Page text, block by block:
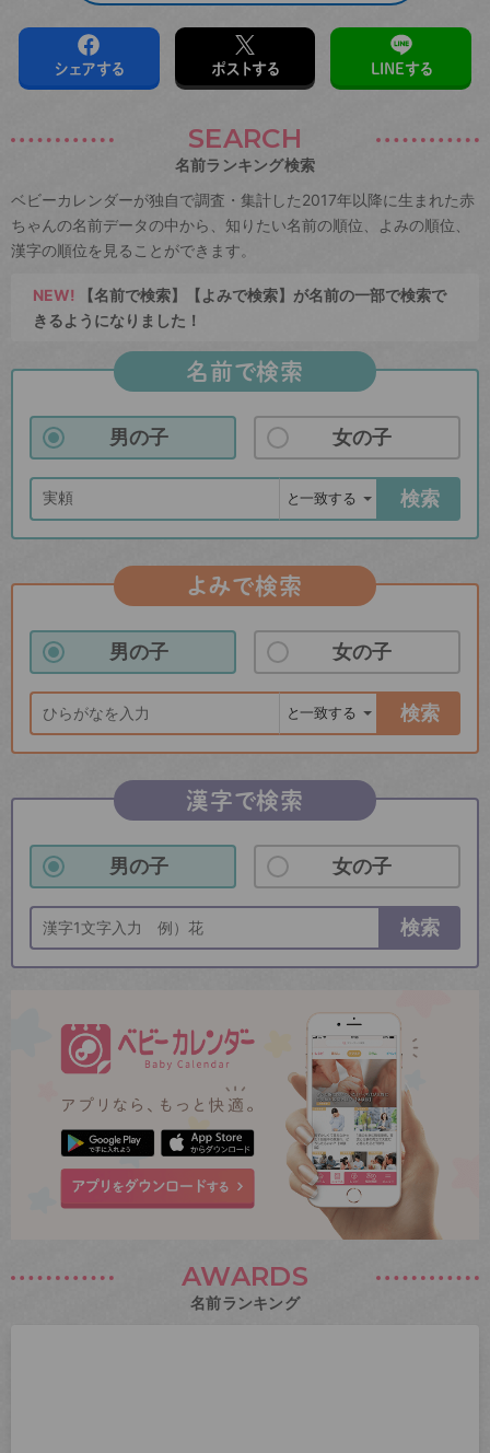
シェアする ポストする LINEする
SEARCH
名前ランキング検索
ベビーカレンダーが独自で調査・集計した2017年以降に生まれた赤
ちゃんの名前データの中から、知りたい名前の順位、よみの順位、
漢字の順位を見ることができます。
NEW! 【名前で検索】【よみで検索】が名前の一部で検索で
きるようになりました！
名前で検索
男の子 女の子
検索
よみで検索
男の子 女の子
検索
漢字で検索
男の子 女の子
検索
AWARDS
名前ランキング